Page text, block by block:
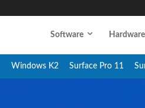
Software Hardware
Windows K2 Surface Pro 11